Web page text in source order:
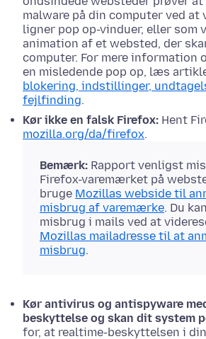
malware på din computer ved at
ligner pop op-vinduer, eller som
animation af et websted, der
computer. For mere information
en misledende pop op, læs
blokering, indstillinger,
fejlfinding.
Kør ikke en falsk Firefox: Hent
mozilla.org/da/firefox.
Bemærk: Rapport venligst
Firefox-varemærket på
bruge Mozillas webside til
misbrug af varemærke. Du
misbrug i mails ved at
Mozillas mailadresse til at
misbrug.
Kør antivirus og antispyware
beskyttelse og skan dit system
for, at realtime-beskyttelsen i